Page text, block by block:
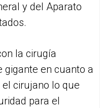
y del Aparato
la cirugía
gigante en cuanto a
cirujano lo que
para el